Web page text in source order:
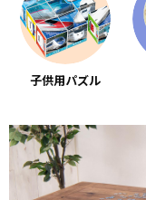
子供用パズル